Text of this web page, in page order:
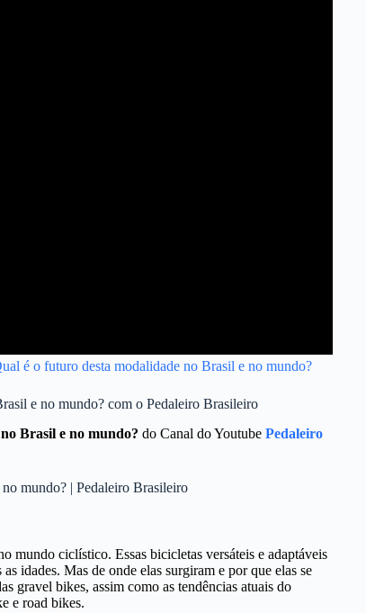
é o futuro desta modalidade no Brasil e no mundo?
e no mundo? com o Pedaleiro Brasileiro
Brasil e no mundo? do Canal do Youtube Pedaleiro
mundo? | Pedaleiro Brasileiro
mundo ciclístico. Essas bicicletas versáteis e adaptáveis
idades. Mas de onde elas surgiram e por que elas se
gravel bikes, assim como as tendências atuais do
e road bikes.